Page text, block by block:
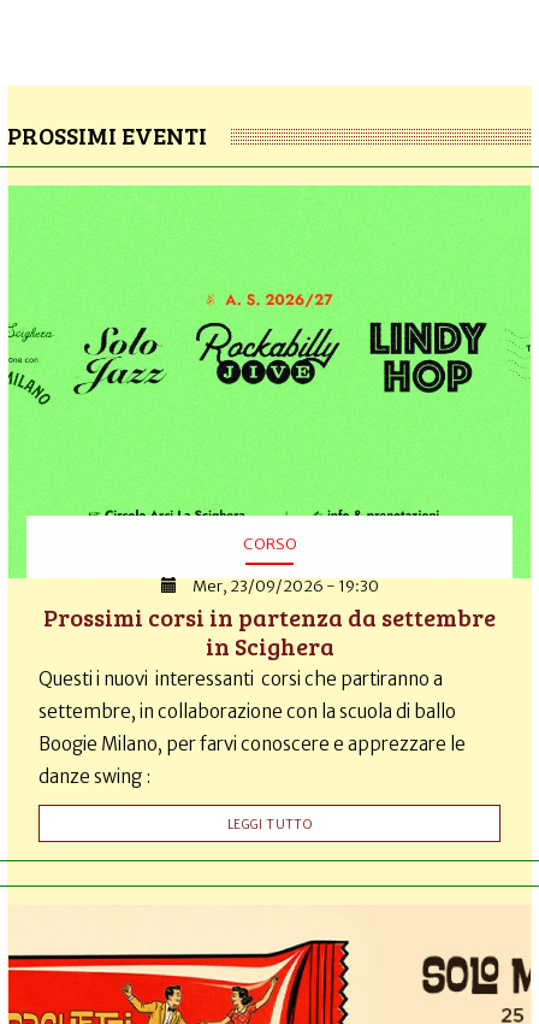
PROSSIMI EVENTI
CORSO
Mer, 23/09/2026 - 19:30
Prossimi corsi in partenza da settembre
in Scighera
Questi i nuovi interessanti corsi che partiranno a
settembre, in collaborazione con la scuola di ballo
Boogie Milano, per farvi conoscere e apprezzare le
danze swing :
LEGGI TUTTO